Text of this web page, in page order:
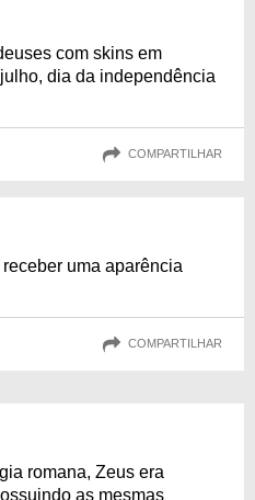
com skins em
dia da independência
COMPARTILHAR
uma aparência
COMPARTILHAR
romana, Zeus era
as mesmas